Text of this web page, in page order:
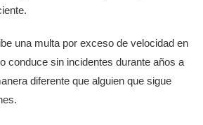
una multa por exceso de velocidad en
conduce sin incidentes durante años a
diferente que alguien que sigue